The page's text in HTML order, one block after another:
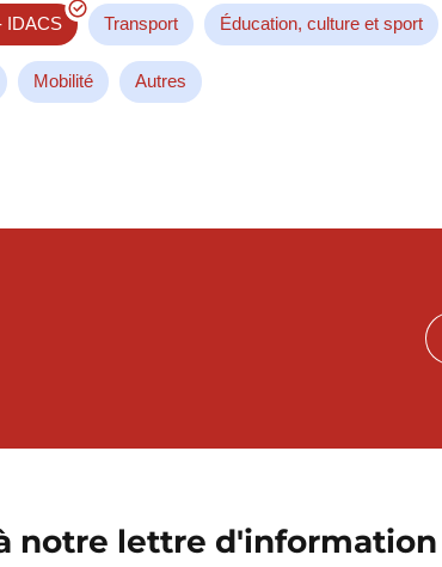
IDACS Transport Éducation, culture et sport
Mobilité Autres
notre lettre d'information